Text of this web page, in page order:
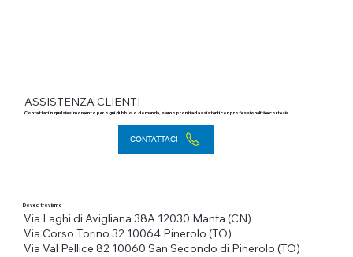
Contattaci in qualsiasi momento per ogni dubbio o domanda, siamo pronti ad assisterti con professionalità e cortesia.
CONTATTACI
ASSISTENZA CLIENTI
Dove ci troviamo
Via Laghi di Avigliana 38A 12030 Manta (CN)
Via Val Pellice 82 10060 San Secondo di Pinerolo (TO)
Via Corso Torino 32 10064 Pinerolo (TO)